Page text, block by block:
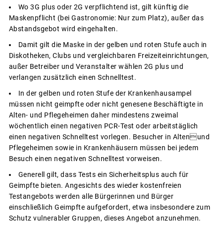
Wo 3G plus oder 2G verpflichtend ist, gilt künftig die
Maskenpflicht (bei Gastronomie: Nur zum Platz), außer das
Abstandsgebot wird eingehalten.
Damit gilt die Maske in der gelben und roten Stufe auch in
Diskotheken, Clubs und vergleichbaren Freizeiteinrichtungen,
außer Betreiber und Veranstalter wählen 2G plus und
verlangen zusätzlich einen Schnelltest.
In der gelben und roten Stufe der Krankenhausampel
müssen nicht geimpfte oder nicht genesene Beschäftigte in
Alten- und Pflegeheimen daher mindestens zweimal
wöchentlich einen negativen PCR-Test oder arbeitstäglich
einen negativen Schnelltest vorlegen. Besucher in Altenund
Pflegeheimen sowie in Krankenhäusern müssen bei jedem
Besuch einen negativen Schnelltest vorweisen.
Generell gilt, dass Tests ein Sicherheitsplus auch für
Geimpfte bieten. Angesichts des wieder kostenfreien
Testangebots werden alle Bürgerinnen und Bürger
einschließlich Geimpfte aufgefordert, etwa insbesondere zum
Schutz vulnerabler Gruppen, dieses Angebot anzunehmen.